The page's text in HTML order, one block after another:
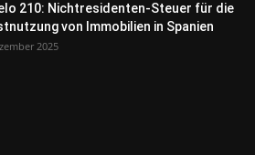
210: Nichtresidenten-Steuer für die
von Immobilien in Spanien
2025